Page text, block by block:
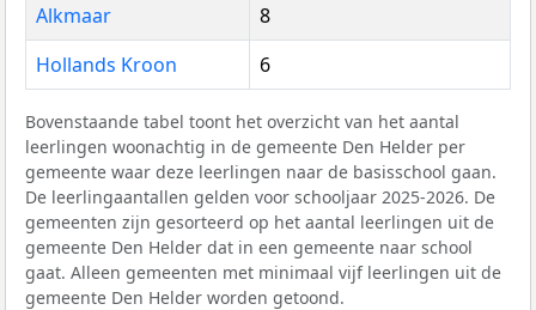
Alkmaar
8
Hollands Kroon
6
Bovenstaande tabel toont het overzicht van het aantal
leerlingen woonachtig in de gemeente Den Helder per
gemeente waar deze leerlingen naar de basisschool gaan.
De leerlingaantallen gelden voor schooljaar 2025-2026. De
gemeenten zijn gesorteerd op het aantal leerlingen uit de
gemeente Den Helder dat in een gemeente naar school
gaat. Alleen gemeenten met minimaal vijf leerlingen uit de
gemeente Den Helder worden getoond.